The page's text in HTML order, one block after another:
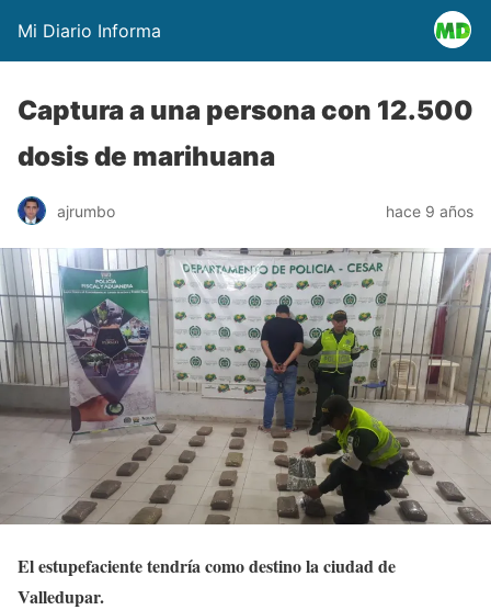
Mi Diario Informa
Captura a una persona con 12.500
dosis de marihuana
ajrumbo hace 9 años
El estupefaciente tendría como destino la ciudad de
Valledupar.